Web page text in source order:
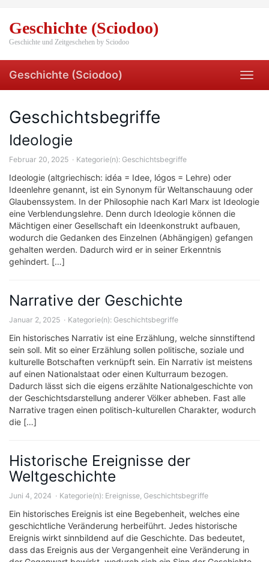
main
content
Geschichte (Sciodoo)
Geschichte und Zeitgeschehen by Sciodoo
Geschichte (Sciodoo)
Geschichtsbegriffe
Ideologie
Februar 20, 2025 Kategorie(n): Geschichtsbegriffe
Ideologie (altgriechisch: idéa = Idee, lógos = Lehre) oder
Ideenlehre genannt, ist ein Synonym für Weltanschauung oder
Glaubenssystem. In der Philosophie nach Karl Marx ist Ideologie
eine Verblendungslehre. Denn durch Ideologie können die
Mächtigen einer Gesellschaft ein Ideenkonstrukt aufbauen,
wodurch die Gedanken des Einzelnen (Abhängigen) gefangen
gehalten werden. Dadurch wird er in seiner Erkenntnis
gehindert. […]
Narrative der Geschichte
Januar 2, 2025 Kategorie(n): Geschichtsbegriffe
Ein historisches Narrativ ist eine Erzählung, welche sinnstiftend
sein soll. Mit so einer Erzählung sollen politische, soziale und
kulturelle Botschaften verknüpft sein. Ein Narrativ ist meistens
auf einen Nationalstaat oder einen Kulturraum bezogen.
Dadurch lässt sich die eigens erzählte Nationalgeschichte von
der Geschichtsdarstellung anderer Völker abheben. Fast alle
Narrative tragen einen politisch-kulturellen Charakter, wodurch
die […]
Historische Ereignisse der
Weltgeschichte
Juni 4, 2024 Kategorie(n): Ereignisse, Geschichtsbegriffe
Ein historisches Ereignis ist eine Begebenheit, welches eine
geschichtliche Veränderung herbeiführt. Jedes historische
Ereignis wirkt sinnbildend auf die Geschichte. Das bedeutet,
dass das Ereignis aus der Vergangenheit eine Veränderung in